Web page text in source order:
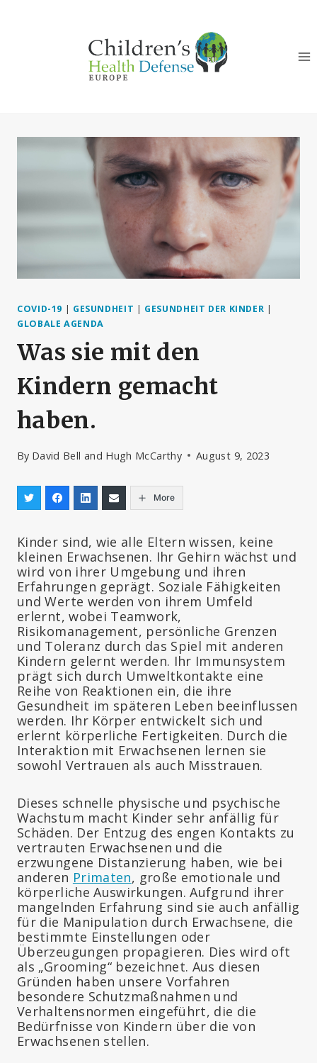
COVID-19 | GESUNDHEIT | GESUNDHEIT DER KINDER |
GLOBALE AGENDA
Was sie mit den
Kindern gemacht
haben.
By David Bell and Hugh McCarthy August 9, 2023
More
Kinder sind, wie alle Eltern wissen, keine
kleinen Erwachsenen. Ihr Gehirn wächst und
wird von ihrer Umgebung und ihren
Erfahrungen geprägt. Soziale Fähigkeiten
und Werte werden von ihrem Umfeld
erlernt, wobei Teamwork,
Risikomanagement, persönliche Grenzen
und Toleranz durch das Spiel mit anderen
Kindern gelernt werden. Ihr Immunsystem
prägt sich durch Umweltkontakte eine
Reihe von Reaktionen ein, die ihre
Gesundheit im späteren Leben beeinflussen
werden. Ihr Körper entwickelt sich und
erlernt körperliche Fertigkeiten. Durch die
Interaktion mit Erwachsenen lernen sie
sowohl Vertrauen als auch Misstrauen.
Dieses schnelle physische und psychische
Wachstum macht Kinder sehr anfällig für
Schäden. Der Entzug des engen Kontakts zu
vertrauten Erwachsenen und die
erzwungene Distanzierung haben, wie bei
anderen Primaten, große emotionale und
körperliche Auswirkungen. Aufgrund ihrer
mangelnden Erfahrung sind sie auch anfällig
für die Manipulation durch Erwachsene, die
bestimmte Einstellungen oder
Überzeugungen propagieren. Dies wird oft
als „Grooming“ bezeichnet. Aus diesen
Gründen haben unsere Vorfahren
besondere Schutzmaßnahmen und
Verhaltensnormen eingeführt, die die
Bedürfnisse von Kindern über die von
Erwachsenen stellen.